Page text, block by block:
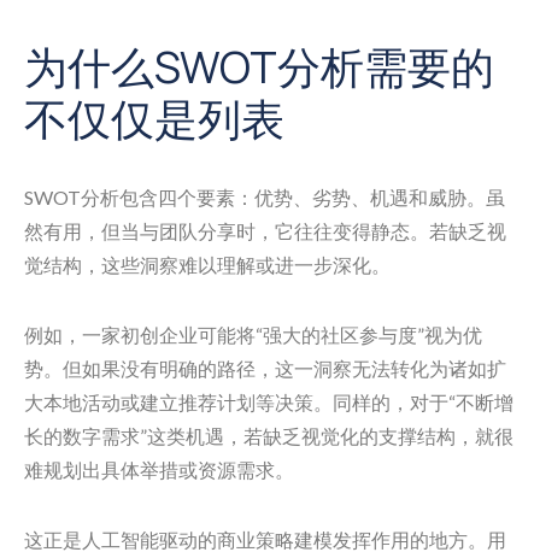
为什么SWOT分析需要的
不仅仅是列表
SWOT分析包含四个要素：优势、劣势、机遇和威胁。虽
然有用，但当与团队分享时，它往往变得静态。若缺乏视
觉结构，这些洞察难以理解或进一步深化。
例如，一家初创企业可能将“强大的社区参与度”视为优
势。但如果没有明确的路径，这一洞察无法转化为诸如扩
大本地活动或建立推荐计划等决策。同样的，对于“不断增
长的数字需求”这类机遇，若缺乏视觉化的支撑结构，就很
难规划出具体举措或资源需求。
这正是人工智能驱动的商业策略建模发挥作用的地方。用